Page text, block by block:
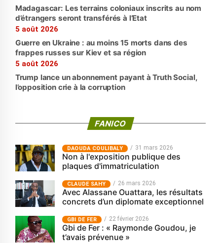
Madagascar: Les terrains coloniaux inscrits au nom
d’étrangers seront transférés à l’Etat
5 août 2026
Guerre en Ukraine : au moins 15 morts dans des
frappes russes sur Kiev et sa région
5 août 2026
Trump lance un abonnement payant à Truth Social,
l’opposition crie à la corruption
FANICO
‎DAOUDA COULIBALY 31 mars 2026
Non à l'exposition publique des
plaques d'immatriculation
CLAUDE SAHY 26 mars 2026
Avec Alassane Ouattara, les résultats
concrets d’un diplomate exceptionnel
GBI DE FER 22 février 2026
Gbi de Fer : « Raymonde Goudou, je
t’avais prévenue »